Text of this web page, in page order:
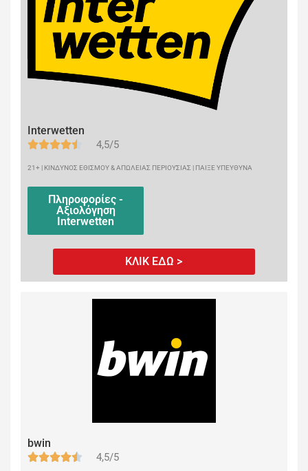
Interwetten
4,5/5
21+ | ΚΙΝΔΥΝΟΣ ΕΘΙΣΜΟΥ & ΑΠΩΛΕΙΑΣ ΠΕΡΙΟΥΣΙΑΣ | ΠΑΙΞΕ ΥΠΕΥΘΥΝΑ
Πληροφορίες -
Αξιολόγηση
Interwetten
ΚΛΙΚ ΕΔΩ >
bwin
4,5/5